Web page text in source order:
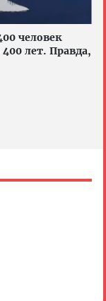
человек
лет. Правда,